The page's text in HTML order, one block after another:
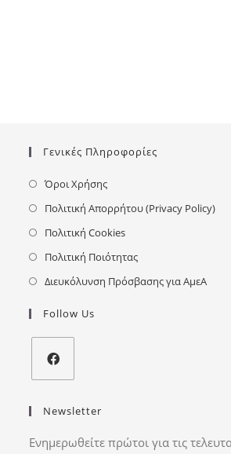
Γενικές Πληροφορίες
Όροι Χρήσης
Πολιτική Απορρήτου (Privacy Policy)
Πολιτική Cookies
Πολιτική Ποιότητας
Διευκόλυνση Πρόσβασης για ΑμεΑ
Follow Us
Newsletter
Ενημερωθείτε πρώτοι για τις